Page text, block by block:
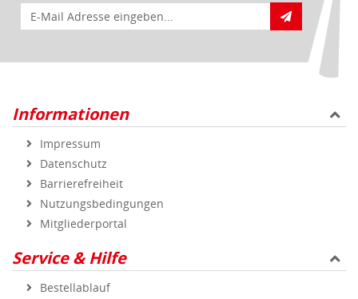
E-Mail für Newsletteranmeldung
Informationen
Impressum
Datenschutz
Barrierefreiheit
Nutzungsbedingungen
Mitgliederportal
Service & Hilfe
Bestellablauf